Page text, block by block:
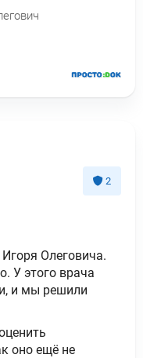
2
Олеговича.
У этого врача
и мы решили
оно ещё не